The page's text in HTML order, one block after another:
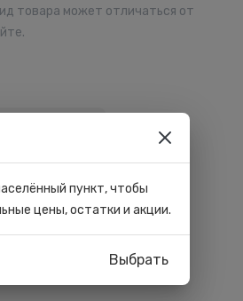
товара может отличаться от
пункт, чтобы
цены, остатки и акции.
Выбрать